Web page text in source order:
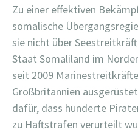
Zu einer effektiven
somalische
sie nicht über
Staat Somaliland im
seit 2009
Großbritannien
dafür, dass hunderte
zu Haftstrafen verurteilt